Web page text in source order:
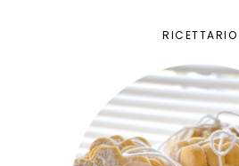
RICETTARIO